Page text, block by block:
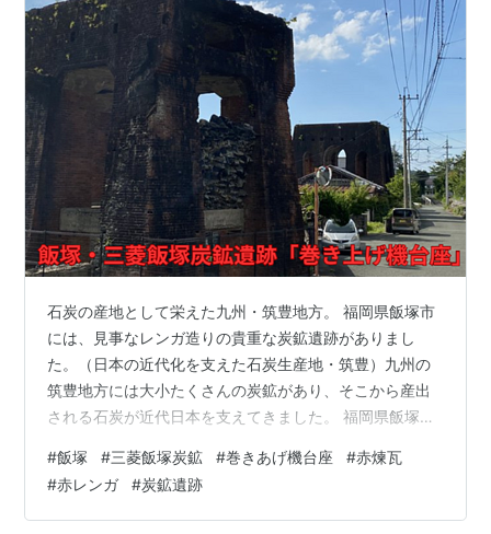
石炭の産地として栄えた九州・筑豊地方。 福岡県飯塚市
には、見事なレンガ造りの貴重な炭鉱遺跡がありまし
た。（日本の近代化を支えた石炭生産地・筑豊）九州の
筑豊地方には大小たくさんの炭鉱があり、そこから産出
される石炭が近代日本を支えてきました。 福岡県飯塚市
年（大正14年）に操業を開始し1929年（昭和4年）には
三菱が経営し、1961年（昭和36年）に閉山しました。現
在、飯塚市には道路沿いに三菱飯塚炭鉱の巻き上げ台座
#飯塚 #三菱飯塚炭鉱 #巻きあげ機台座 #赤煉瓦
#赤レンガ #炭鉱遺跡